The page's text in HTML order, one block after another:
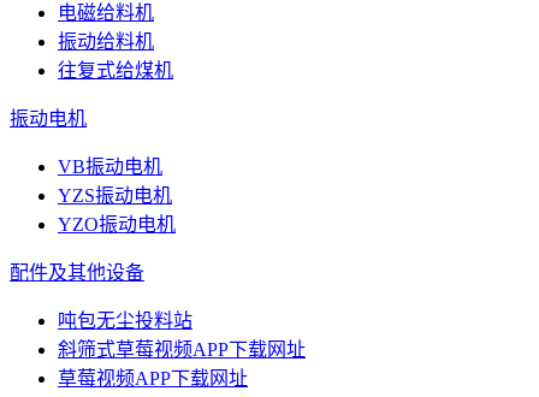
电磁给料机
振动给料机
往复式给煤机
振动电机
VB振动电机
YZS振动电机
YZO振动电机
配件及其他设备
吨包无尘投料站
斜筛式草莓视频APP下载网址
草莓视频APP下载网址